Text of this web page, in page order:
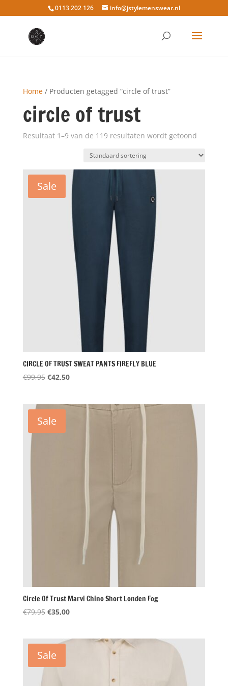
0113 202 126 info@jstylemenswear.nl
Home/ Producten getagged “circle of trust”
circle of trust
Resultaat 1–9 van de 119 resultaten wordt getoond
Sale
CIRCLE OF TRUST SWEAT PANTS FIREFLY BLUE
€99,95 Oorspronkelijke
€99,95.
€42,50Huidige
€42,50.
Sale
Circle Of Trust Marvi Chino Short Londen Fog
€79,95 Oorspronkelijke
€79,95.
€35,00Huidige
Sale